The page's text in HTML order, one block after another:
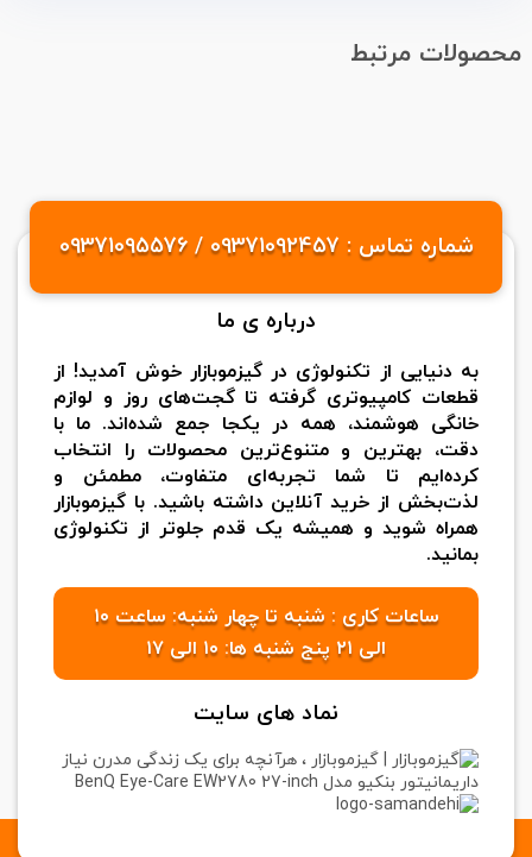
محصولات مرتبط
شماره تماس : 09371092457 / 09371095576
درباره ی ما
به دنیایی از تکنولوژی در گیزموبازار خوش آمدید! از
قطعات کامپیوتری گرفته تا گجت‌های روز و لوازم
خانگی هوشمند، همه در یکجا جمع شده‌اند. ما با
دقت، بهترین و متنوع‌ترین محصولات را انتخاب
کرده‌ایم تا شما تجربه‌ای متفاوت، مطمئن و
لذت‌بخش از خرید آنلاین داشته باشید. با گیزموبازار
همراه شوید و همیشه یک قدم جلوتر از تکنولوژی
بمانید.
ساعات کاری : شنبه تا چهار شنبه: ساعت ۱۰
الی ۲۱ پنج شنبه ها: ۱۰ الی ۱۷
نماد های سایت